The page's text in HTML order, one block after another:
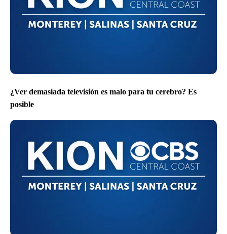
¿Ver demasiada televisión es malo para tu cerebro? Es
posible